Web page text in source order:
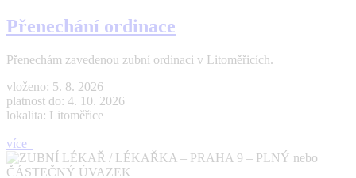
Přenechání ordinace
Přenechám zavedenou zubní ordinaci v Litoměřicích.
vloženo: 5. 8. 2026
platnost do: 4. 10. 2026
lokalita: Litoměřice
více